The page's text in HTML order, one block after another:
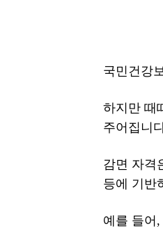
국민건강
하지만 때
주어집니
감면 자격
등에 기반
예를 들어,